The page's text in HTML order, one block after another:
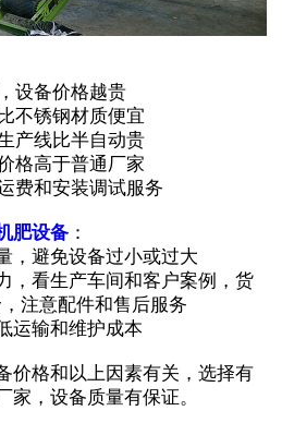
设备价格越贵
不锈钢材质便宜
产线比半自动贵
格高于普通厂家
费和安装调试服务
肥设备 ：
，避免设备过小或过大
，看生产车间和客户案例，货
注意配件和售后服务
运输和维护成本
价格和以上因素有关，选择有
家，设备质量有保证。